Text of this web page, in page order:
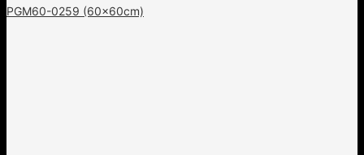
PGM60-0259 (60x60cm)